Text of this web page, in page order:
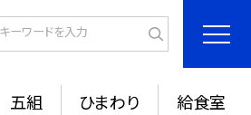
五組 ひまわり 給食室